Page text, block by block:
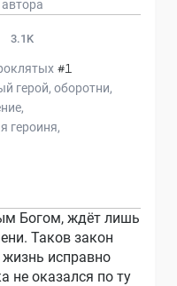
автора
3.1K
#1
герой оборотни
героиня
Богом, ждёт лишь
Таков закон
исправно
не оказался по ту